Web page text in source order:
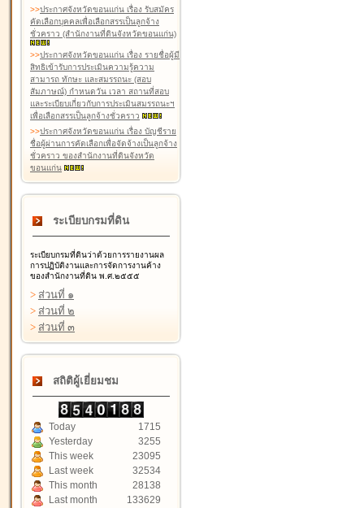
>>ประกาศจังหวัดขอนแก่น เรื่อง รับสมัคร
คัดเลือกบุคคลเพื่อเลือกสรรเป็นลูกจ้าง
ชั่วคราว (สำนักงานที่ดินจังหวัดขอนแก่น)
>>ประกาศจังหวัดขอนแก่น เรื่อง รายชื่อผู้มี
สิทธิเข้ารับการประเมินความรู้ความ
สามารถ ทักษะ และสมรรถนะ (สอบ
สัมภาษณ์) กำหนดวัน เวลา สถานที่สอบ
และระเบียบเกี่ยวกับการประเมินสมรรถนะฯ
เพื่อเลือกสรรเป็นลูกจ้างชั่วคราว
>>ประกาศจังหวัดขอนแก่น เรื่อง บัญชีราย
ชื่อผู้ผ่านการคัดเลือกเพื่อจัดจ้างเป็นลูกจ้าง
ชั่วคราว ของสำนักงานที่ดินจังหวัด
ขอนแก่น
ระเบียบกรมที่ดิน
ระเบียบกรมที่ดินว่าด้วยการรายงานผล
การปฏิบัติงานและการจัดการงานค้าง
ของสำนักงานที่ดิน พ.ศ.๒๕๕๕
> ส่วนที่ ๑
> ส่วนที่ ๒
> ส่วนที่ ๓
สถิติผู้เยี่ยมชม
Today
1715
Yesterday
3255
This week
23095
Last week
32534
This month
28138
Last month
133629